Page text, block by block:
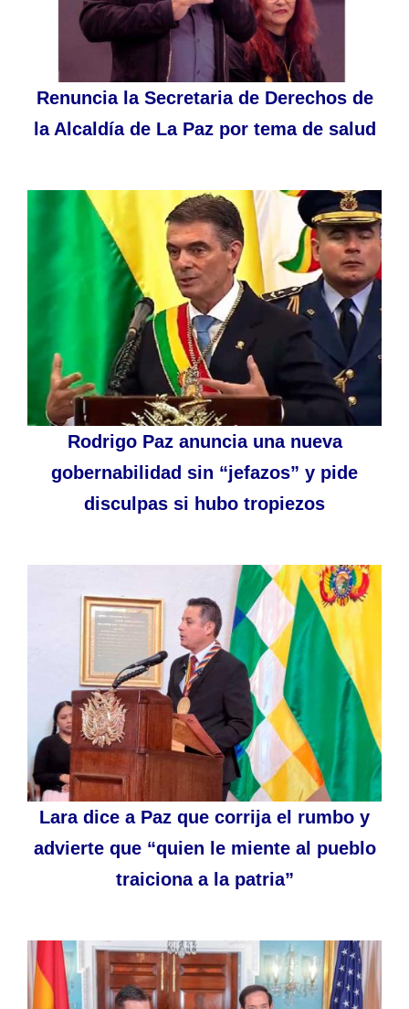
Renuncia la Secretaria de Derechos de
la Alcaldía de La Paz por tema de salud
Rodrigo Paz anuncia una nueva
gobernabilidad sin “jefazos” y pide
disculpas si hubo tropiezos
Lara dice a Paz que corrija el rumbo y
advierte que “quien le miente al pueblo
traiciona a la patria”